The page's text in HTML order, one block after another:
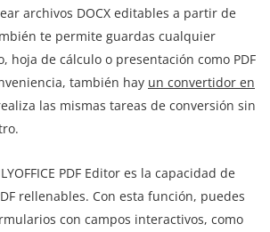
archivos DOCX editables a partir de
te permite guardas cualquier
hoja de cálculo o presentación como PDF
también hay un convertidor en
las mismas tareas de conversión sin
PDF Editor es la capacidad de
rellenables. Con esta función, puedes
con campos interactivos, como